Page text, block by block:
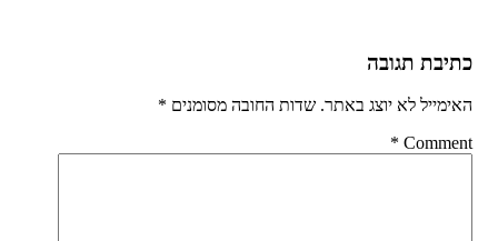
כתיבת תגובה
האימייל לא יוצג באתר. שדות החובה מסומנים *
Comment
*